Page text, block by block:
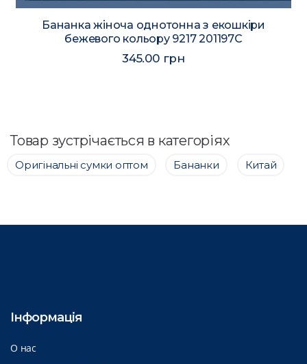
Бананка жіноча однотонна з екошкіри
бежевого кольору 9217 201197C
345.00 грн
Товар зустрічається в категоріях
Оригінальні сумки оптом Бананки Китай
Інформація
О нас